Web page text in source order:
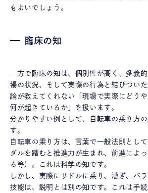
もよいでしょう。
臨床の知
一方で臨床の知は、個別性が高く、多義
場の状況、そして実際の行為と結びつい
論が教えてくれない「現場で実際にどう
何が起きているか」を扱います。
分かりやすい例として、自転車の乗り方
す。
自転車の乗り方は、言葉で一般法則とし
ダルを踏むと推進力が生まれ、前進によ
る等）。これは科学の知です。
しかし、実際にサドルに乗り、漕ぎ、バ
技能は、説明とは別の知です。これは手